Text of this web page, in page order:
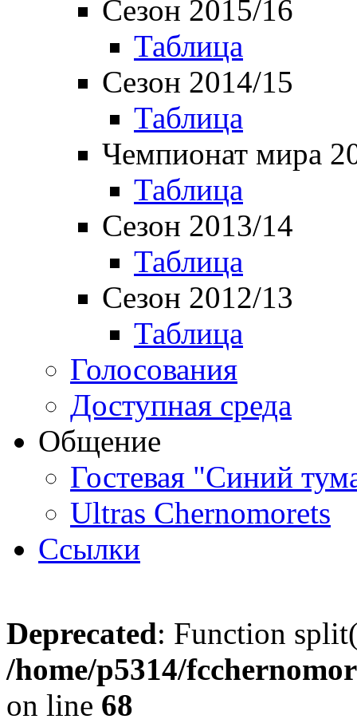
Сезон 2015/16
Таблица
Сезон 2014/15
Таблица
Чемпионат мира
Таблица
Сезон 2013/14
Таблица
Сезон 2012/13
Таблица
Голосования
Доступная среда
Общение
Гостевая "Синий
Ultras Chernomorets
Ссылки
Deprecated: Function
/home/p5314/
on line 68